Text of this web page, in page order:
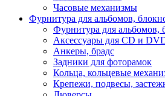
Часовые механизмы
Фурнитура для альбомов,
Фурнитура для альбомов,
Аксессуары для CD и
Анкеры, брадс
Задники для фоторамок
Кольца, кольцевые
Крепежи, подвесы,